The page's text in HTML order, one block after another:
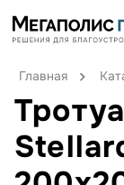
Главная